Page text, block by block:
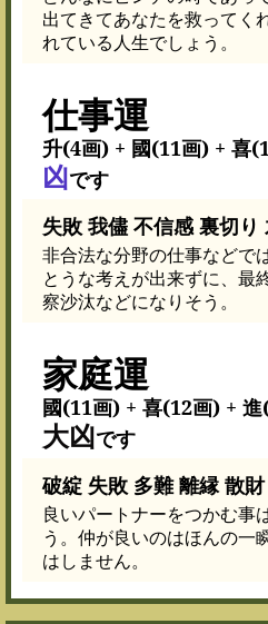
出てきてあなたを救ってく
れている人生でしょう。
仕事運
升(4画) + 國(11画) + 喜
凶です
失敗 我儘 不信感 裏切り
非合法な分野の仕事などで
とうな考えが出来ずに、最
察沙汰などになりそう。
家庭運
國(11画) + 喜(12画) +
大凶です
破綻 失敗 多難 離縁 散財
良いパートナーをつかむ事
う。仲が良いのはほんの一
はしません。